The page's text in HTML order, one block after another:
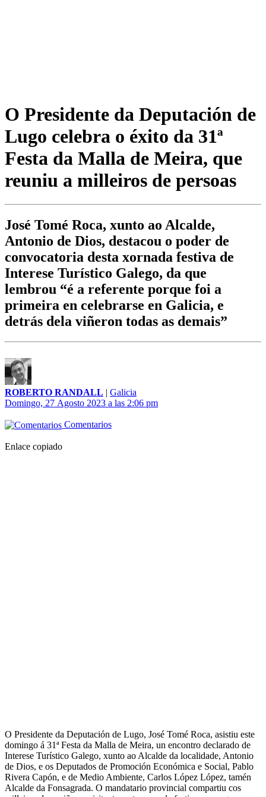
O Presidente da Deputación de
Lugo celebra o éxito da 31ª
Festa da Malla de Meira, que
reuniu a milleiros de persoas
José Tomé Roca, xunto ao Alcalde,
Antonio de Dios, destacou o poder de
convocatoria desta xornada festiva de
Interese Turístico Galego, da que
lembrou “é a referente porque foi a
primeira en celebrarse en Galicia, e
detrás dela viñeron todas as demais”
ROBERTO RANDALL | Galicia
Domingo, 27 Agosto 2023 a las 2:06 pm
Comentarios
Enlace copiado
O Presidente da Deputación de Lugo, José Tomé Roca, asistiu este
domingo á 31ª Festa da Malla de Meira, un encontro declarado de
Interese Turístico Galego, xunto ao Alcalde da localidade, Antonio
de Dios, e os Deputados de Promoción Económica e Social, Pablo
Rivera Capón, e de Medio Ambiente, Carlos López López, tamén
Alcalde da Fonsagrada. O mandatario provincial compartiu cos